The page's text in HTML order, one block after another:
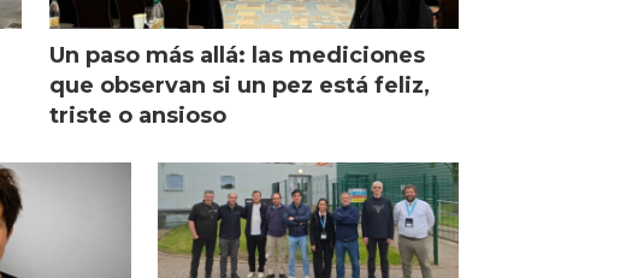
Un paso más allá: las mediciones
que observan si un pez está feliz,
triste o ansioso